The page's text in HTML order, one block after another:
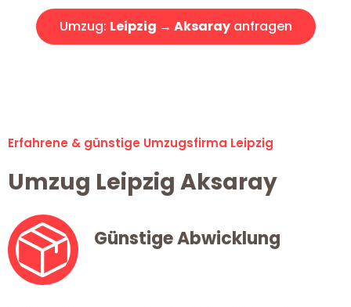
Umzug: Leipzig → Aksarayanfragen
Erfahrene & günstige Umzugsfirma Leipzig
Umzug Leipzig Aksaray
Günstige Abwicklung